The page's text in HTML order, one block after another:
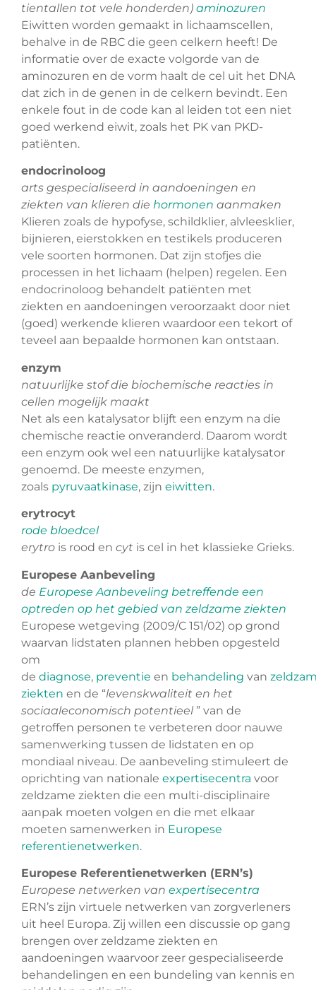
tientallen tot vele honderden) aminozuren
Eiwitten worden gemaakt in lichaamscellen,
behalve in de RBC die geen celkern heeft! De
informatie over de exacte volgorde van de
aminozuren en de vorm haalt de cel uit het DNA
dat zich in de genen in de celkern bevindt. Een
enkele fout in de code kan al leiden tot een niet
goed werkend eiwit, zoals het PK van PKD-
patiënten.
endocrinoloog
arts gespecialiseerd in aandoeningen en
ziekten van klieren die hormonen aanmaken
Klieren zoals de hypofyse, schildklier, alvleesklier,
bijnieren, eierstokken en testikels produceren
vele soorten hormonen. Dat zijn stofjes die
processen in het lichaam (helpen) regelen. Een
endocrinoloog behandelt patiënten met
ziekten en aandoeningen veroorzaakt door niet
(goed) werkende klieren waardoor een tekort of
teveel aan bepaalde hormonen kan ontstaan.
enzym
natuurlijke stof die biochemische reacties in
cellen mogelijk maakt
Net als een katalysator blijft een enzym na die
chemische reactie onveranderd. Daarom wordt
een enzym ook wel een natuurlijke katalysator
genoemd. De meeste enzymen,
zoals pyruvaatkinase, zijn eiwitten.
erytrocyt
rode bloedcel
erytro is rood en cyt is cel in het klassieke Grieks.
Europese Aanbeveling
de Europese Aanbeveling betreffende een
optreden op het gebied van zeldzame ziekten
Europese wetgeving (2009/C 151/02) op grond
waarvan lidstaten plannen hebben opgesteld
om
de diagnose, preventie en behandeling van
ziekten en de “levenskwaliteit en het
sociaaleconomisch potentieel ” van de
getroffen personen te verbeteren door nauwe
samenwerking tussen de lidstaten en op
mondiaal niveau. De aanbeveling stimuleert de
oprichting van nationale expertisecentra voor
zeldzame ziekten die een multi-disciplinaire
aanpak moeten volgen en die met elkaar
moeten samenwerken in Europese
referentienetwerken.
Europese Referentienetwerken (ERN’s)
Europese netwerken van expertisecentra
ERN’s zijn virtuele netwerken van zorgverleners
uit heel Europa. Zij willen een discussie op gang
brengen over zeldzame ziekten en
aandoeningen waarvoor zeer gespecialiseerde
behandelingen en een bundeling van kennis en